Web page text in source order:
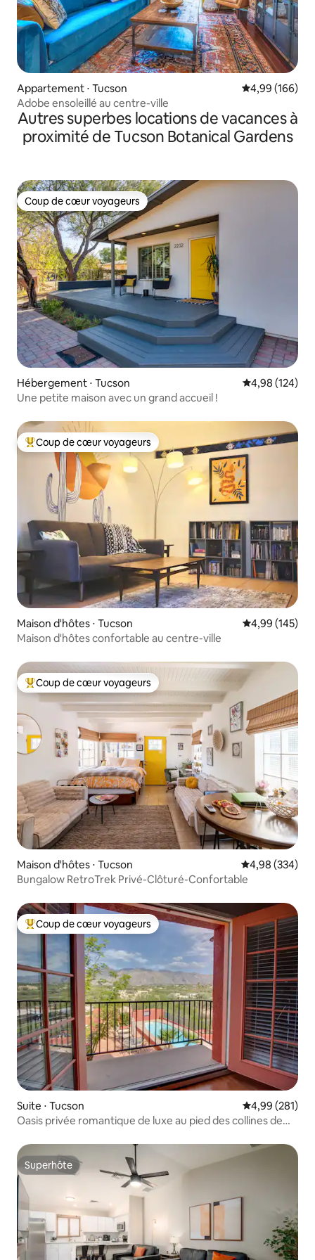
Appartement ⋅ Tucson Évaluation
4,99 (166)
Adobe ensoleillé au centre-ville
Autres superbes locations de vacances à
proximité de Tucson Botanical Gardens
Coup de cœur voyageurs
Coup de cœur voyageurs
Hébergement ⋅ Tucson Évaluation
4,98 (124)
Une petite maison avec un grand accueil !
Coups de cœur voyageurs les plus appréciés
Coup de cœur voyageurs
Maison d'hôtes ⋅ Tucson Évaluation
4,99 (145)
Maison d'hôtes confortable au centre-ville
Coups de cœur voyageurs les plus appréciés
Coup de cœur voyageurs
Maison d'hôtes ⋅ Tucson Évaluation
4,98 (334)
Bungalow RetroTrek Privé-Clôturé-Confortable
Coups de cœur voyageurs les plus appréciés
Coup de cœur voyageurs
Suite ⋅ Tucson Évaluation
4,99 (281)
Oasis privée romantique de luxe au pied des collines de
Superhôte
Superhôte